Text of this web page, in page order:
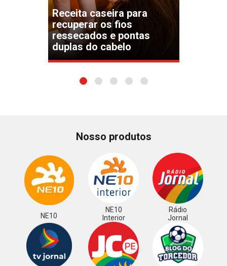
Receita caseira para
recuperar os fios
ressecados e pontas
duplas do cabelo
1 2 3 4
Nosso produtos
NE10
NE10
Interior
Rádio
Jornal